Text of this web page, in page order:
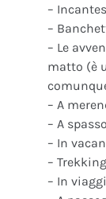
–
–
– Le
matto (è
– A
– A
– In
–
– In